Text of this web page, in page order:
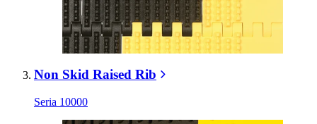
Non Skid Raised Rib
Seria 10000